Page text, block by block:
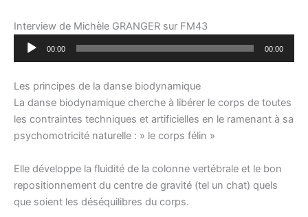
Interview de Michèle GRANGER sur FM43
Lecteur
00:00 00:00
Les principes de la danse biodynamique
La danse biodynamique cherche à libérer le corps de toutes
les contraintes techniques et artificielles en le ramenant à sa
psychomotricité naturelle : » le corps félin »
Elle développe la fluidité de la colonne vertébrale et le bon
repositionnement du centre de gravité (tel un chat) quels
que soient les déséquilibres du corps.